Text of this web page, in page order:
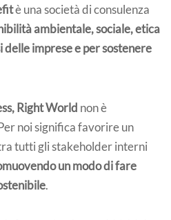
è una società di consulenza
ambientale, sociale, etica
delle imprese e per sostenere
Right World non è
noi significa favorire un
tutti gli stakeholder interni
un modo di fare
.